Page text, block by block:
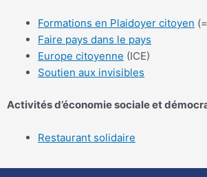
Formations en Plaidoyer citoyen
Faire pays dans le pays
Europe citoyenne (ICE)
Soutien aux invisibles
Activités d’économie sociale et
Restaurant solidaire